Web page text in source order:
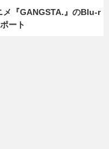
メ『GANGSTA.』のBlu-r
ート